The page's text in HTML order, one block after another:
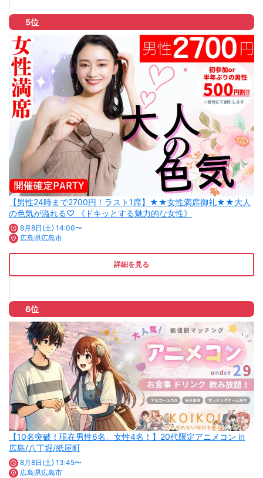
5位
【男性24時まで2700円！ラスト1席】★★女性満席御礼★★大人
の色気が溢れる♡ 《ドキッとする魅力的な女性》
8月8日(土) 14:00〜
広島県広島市
詳細を見る
6位
【10名突破！現在男性6名、女性4名！】20代限定アニメコン in
広島/八丁堀/紙屋町
8月8日(土) 13:45〜
広島県広島市